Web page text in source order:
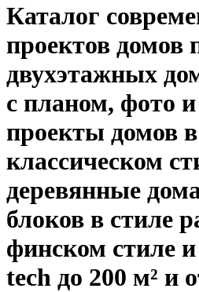
Каталог
проектов домов
двухэтажных
с планом, фото
проекты домов в
классическом
деревянные
блоков в стиле
финском стиле
tech до 200 м² и